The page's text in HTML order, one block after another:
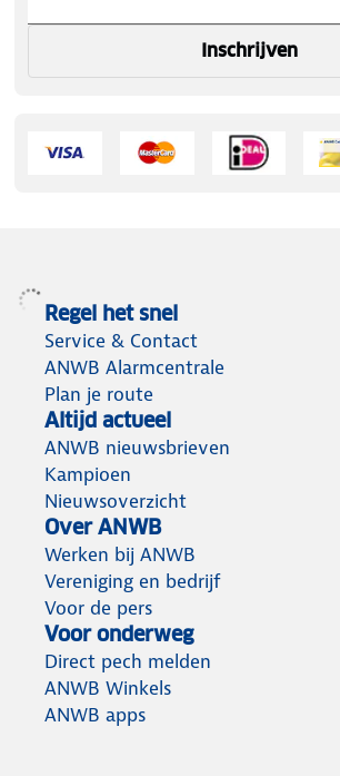
Inschrijven
Regel het snel
Service & Contact
ANWB Alarmcentrale
Plan je route
Altijd actueel
ANWB nieuwsbrieven
Kampioen
Nieuwsoverzicht
Over ANWB
Werken bij ANWB
Vereniging en bedrijf
Voor de pers
Voor onderweg
Direct pech melden
ANWB Winkels
ANWB apps